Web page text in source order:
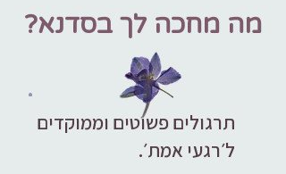
תרגולים פשוטים וממוקדים
ל׳רגעי אמת׳.
מה מחכה לך בסדנא?